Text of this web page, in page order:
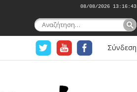
08/08/2026 13:16:45
Αναζήτηση
για:
Σύνδεση